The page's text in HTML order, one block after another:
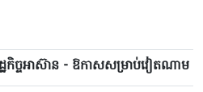
ច្ចអាស៊ាន - ឱកាសសម្រាប់វៀតណាម